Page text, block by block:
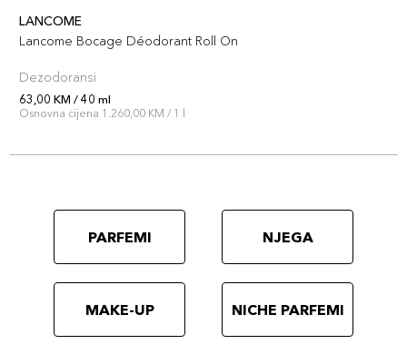
LANCOME
Lancome Bocage Déodorant Roll On
Dezodoransi
63,00 KM / 40 ml
Osnovna cijena 1.260,00 KM / 1 l
PARFEMI NJEGA
MAKE-UP NICHE PARFEMI